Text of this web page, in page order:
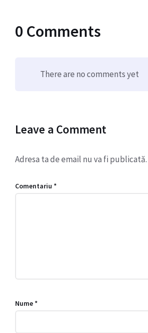
0 Comments
There are no comments yet
Leave a Comment
Adresa ta de email nu va fi publicată.
Comentariu *
Nume*